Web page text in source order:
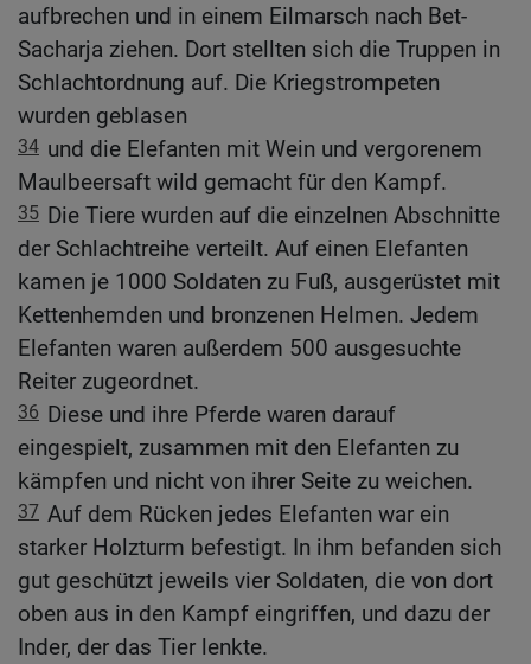
aufbrechen und in einem Eilmarsch nach Bet-
Sacharja ziehen. Dort stellten sich die Truppen in
Schlachtordnung auf. Die Kriegstrompeten
wurden geblasen
34 und die Elefanten mit Wein und vergorenem
Maulbeersaft wild gemacht für den Kampf.
35 Die Tiere wurden auf die einzelnen Abschnitte
der Schlachtreihe verteilt. Auf einen Elefanten
kamen je 1000 Soldaten zu Fuß, ausgerüstet mit
Kettenhemden und bronzenen Helmen. Jedem
Elefanten waren außerdem 500 ausgesuchte
Reiter zugeordnet.
36 Diese und ihre Pferde waren darauf
eingespielt, zusammen mit den Elefanten zu
kämpfen und nicht von ihrer Seite zu weichen.
37 Auf dem Rücken jedes Elefanten war ein
starker Holzturm befestigt. In ihm befanden sich
gut geschützt jeweils vier Soldaten, die von dort
oben aus in den Kampf eingriffen, und dazu der
Inder, der das Tier lenkte.